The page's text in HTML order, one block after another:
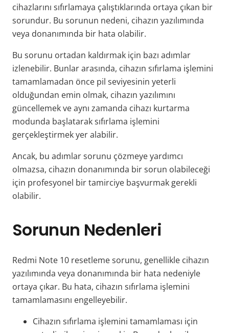
cihazlarını sıfırlamaya çalıştıklarında ortaya çıkan bir
sorundur. Bu sorunun nedeni, cihazın yazılımında
veya donanımında bir hata olabilir.
Bu sorunu ortadan kaldırmak için bazı adımlar
izlenebilir. Bunlar arasında, cihazın sıfırlama işlemini
tamamlamadan önce pil seviyesinin yeterli
olduğundan emin olmak, cihazın yazılımını
güncellemek ve aynı zamanda cihazı kurtarma
modunda başlatarak sıfırlama işlemini
gerçekleştirmek yer alabilir.
Ancak, bu adımlar sorunu çözmeye yardımcı
olmazsa, cihazın donanımında bir sorun olabileceği
için profesyonel bir tamirciye başvurmak gerekli
olabilir.
Sorunun Nedenleri
Redmi Note 10 resetleme sorunu, genellikle cihazın
yazılımında veya donanımında bir hata nedeniyle
ortaya çıkar. Bu hata, cihazın sıfırlama işlemini
tamamlamasını engelleyebilir.
Cihazın sıfırlama işlemini tamamlaması için